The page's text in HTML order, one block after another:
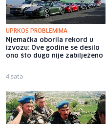
UPRKOS PROBLEMIMA
Njemačka oborila rekord u
izvozu: Ove godine se desilo
ono što dugo nije zabilježeno
4 sata